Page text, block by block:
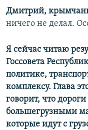
Дмитрий,
ничего не делал.
Я сейчас читаю
Госсовета
политике,
комплексу. Глава
говорит, что
большегрузными
которые идут с